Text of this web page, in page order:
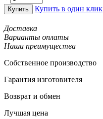
Купить Купить в один клик
Доставка
Варианты оплаты
Наши преимущества
Собственное производство
Гарантия изготовителя
Возврат и обмен
Лучшая цена